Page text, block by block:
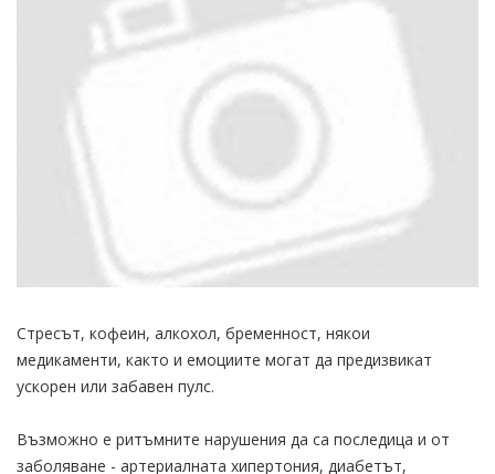
Стресът, кофеин, алкохол, бременност, някои
медикаменти, както и емоциите могат да предизвикат
ускорен или забавен пулс.
Възможно е ритъмните нарушения да са последица и от
заболяване - артериалната хипертония, диабетът,